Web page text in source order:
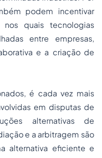
podem incentivar
quais tecnologias
entre empresas,
e a criação de
é cada vez mais
em disputas de
alternativas de
e a arbitragem são
alternativa eficiente e